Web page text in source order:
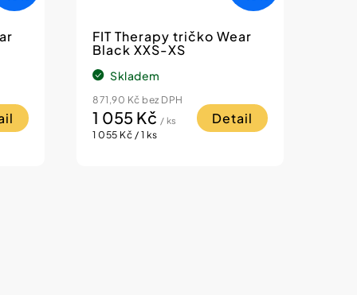
FIT Therapy tričko Wear
Black XXS-XS
Skladem
871,90 Kč bez DPH
1 055 Kč / ks
Měrná
1 055 Kč / 1 ks
Detail